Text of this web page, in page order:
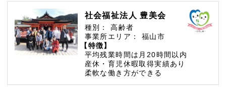
社会福祉法人 豊美会
種別：
高齢者
事業所エリア：
福山市
【特徴】
平均残業時間は月20時間以内
産休・育児休暇取得実績あり
柔軟な働き方ができる